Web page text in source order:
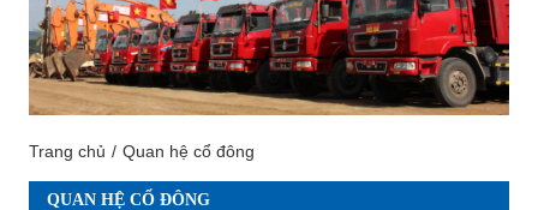
Trang chủ Quan hệ cổ đông
QUAN HỆ CỔ ĐÔNG